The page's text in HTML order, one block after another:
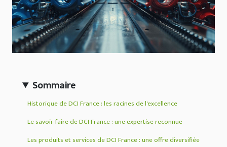
Sommaire
Historique de DCI France : les racines de l'excellence
Le savoir-faire de DCI France : une expertise reconnue
Les produits et services de DCI France : une offre diversifiée